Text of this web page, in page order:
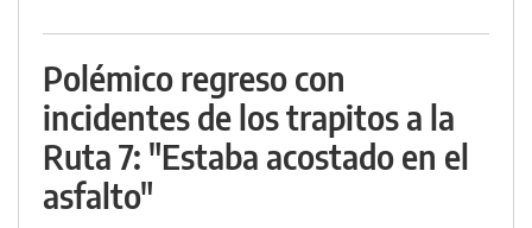
Polémico regreso con
incidentes de los trapitos a la
Ruta 7: "Estaba acostado en el
asfalto"